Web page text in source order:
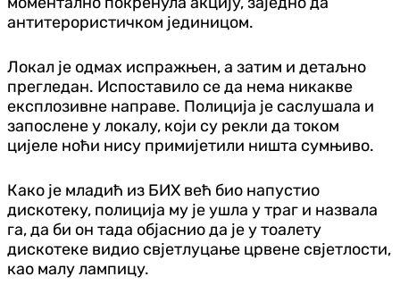
антитерористичком јединицом.
Локал је одмах испражњен, а затим и детаљно
прегледан. Испоставило се да нема никакве
експлозивне направе. Полиција је саслушала и
запослене у локалу, који су рекли да током
цијеле ноћи нису примијетили ништа сумњиво.
Како је младић из БИХ већ био напустио
дискотеку, полиција му је ушла у траг и назвала
га, да би он тада објаснио да је у тоалету
дискотеке видио свјетлуцање црвене свјетлости,
као малу лампицу.